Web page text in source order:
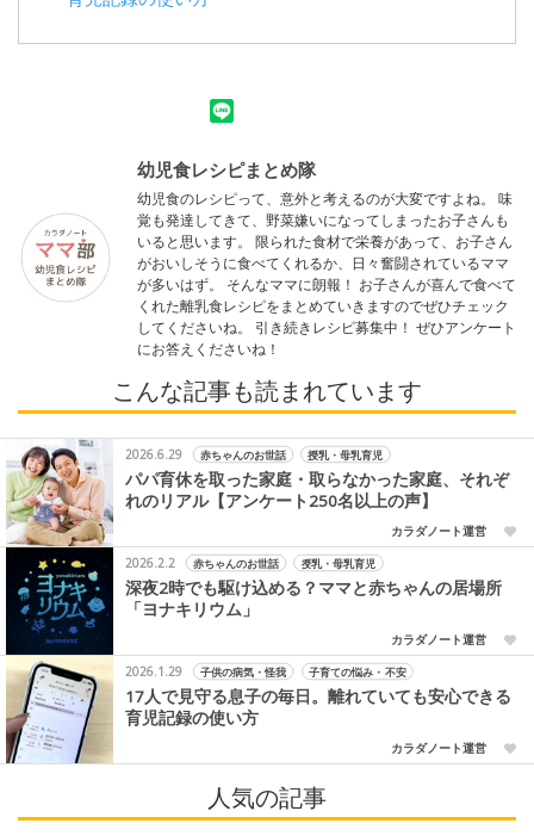
幼児食レシピまとめ隊
幼児食のレシピって、意外と考えるのが大変ですよね。 味
覚も発達してきて、野菜嫌いになってしまったお子さんも
いると思います。 限られた食材で栄養があって、お子さん
がおいしそうに食べてくれるか、日々奮闘されているママ
が多いはず。 そんなママに朗報！ お子さんが喜んで食べて
くれた離乳食レシピをまとめていきますのでぜひチェック
してくださいね。 引き続きレシピ募集中！ ぜひアンケート
にお答えくださいね！
こんな記事も読まれています
2026.6.29 赤ちゃんのお世話 授乳・母乳育児
パパ育休を取った家庭・取らなかった家庭、それぞ
れのリアル【アンケート250名以上の声】
カラダノート運営
2026.2.2
赤ちゃんのお世話 授乳・母乳育児
深夜2時でも駆け込める？ママと赤ちゃんの居場所
「ヨナキリウム」
カラダノート運営
2026.1.29
子供の病気・怪我 子育ての悩み・不安
17人で見守る息子の毎日。離れていても安心できる
育児記録の使い方
カラダノート運営
人気の記事